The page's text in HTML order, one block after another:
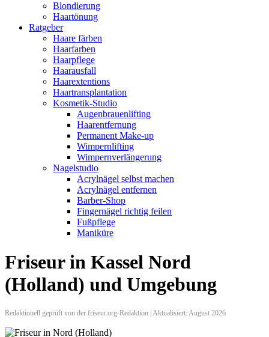
Blondierung
Haartönung
Ratgeber
Haare färben
Haarfarben
Haarpflege
Haarausfall
Haarextentions
Haartransplantation
Kosmetik-Studio
Augenbrauenlifting
Haarentfernung
Permanent Make-up
Wimpernlifting
Wimpernverlängerung
Nagelstudio
Acrylnägel selbst machen
Acrylnägel entfernen
Barber-Shop
Fingernägel richtig feilen
Fußpflege
Maniküre
Friseur in Kassel Nord
(Holland) und Umgebung
Redaktionell geprüft von der friseur.org-Redaktion | Aktualisiert: August 2026